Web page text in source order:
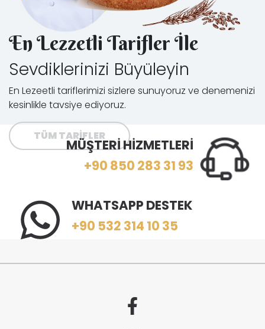
En Lezzetli Tarifler İle
Sevdiklerinizi Büyüleyin
En Lezeetli tariflerimizi sizlere sunuyoruz ve denemenizi
kesinlikle tavsiye ediyoruz.
TÜM TARİFLER
MÜŞTERİ HİZMETLERİ
+90 850 283 31 93
WHATSAPP DESTEK
+90 532 314 10 35